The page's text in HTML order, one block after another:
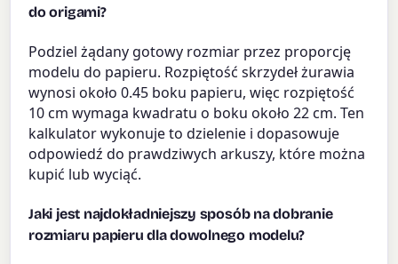
do origami?
Podziel żądany gotowy rozmiar przez proporcję
modelu do papieru. Rozpiętość skrzydeł żurawia
wynosi około 0.45 boku papieru, więc rozpiętość
10 cm wymaga kwadratu o boku około 22 cm. Ten
kalkulator wykonuje to dzielenie i dopasowuje
odpowiedź do prawdziwych arkuszy, które można
kupić lub wyciąć.
Jaki jest najdokładniejszy sposób na dobranie
rozmiaru papieru dla dowolnego modelu?